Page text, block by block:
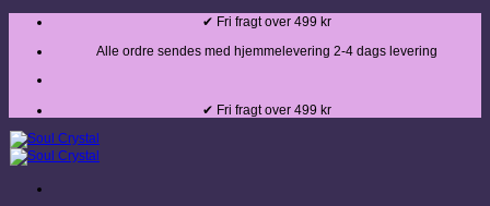
Fortsæt
indhold
✔ Fri fragt over 499 kr
Alle ordre sendes med hjemmelevering 2-4 dags levering
✔ Fri fragt over 499 kr